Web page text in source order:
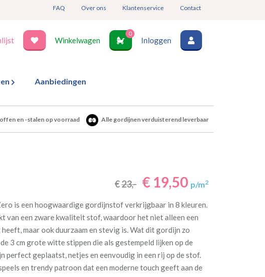
FAQ Over ons Klantenservice Contact
Winkelwagen
0
Inloggen
Aanbiedingen
en -stalen op voorraad Alle gordijnen verduisterend leverbaar
€23,- € 19,50 p/m2
is een hoogwaardige gordijnstof verkrijgbaar in 8 kleuren.
van een zware kwaliteit stof, waardoor het niet alleen een
maar ook duurzaam en stevig is. Wat dit gordijn zo
3 cm grote witte stippen die als gestempeld lijken op de
perfect geplaatst, netjes en eenvoudig in een rij op de stof.
en trendy patroon dat een moderne touch geeft aan de